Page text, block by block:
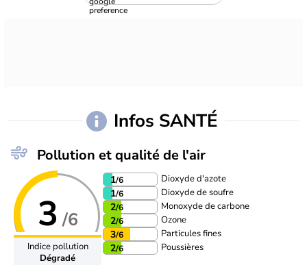
Infos SANTÉ
Pollution et qualité de l'air
3 /6
Indice pollution
Dégradé
1/6 Dioxyde d'azote
1/6 Dioxyde de soufre
2/6 Monoxyde de carbone
2/6 Ozone
3/6 Particules fines
2/6 Poussières